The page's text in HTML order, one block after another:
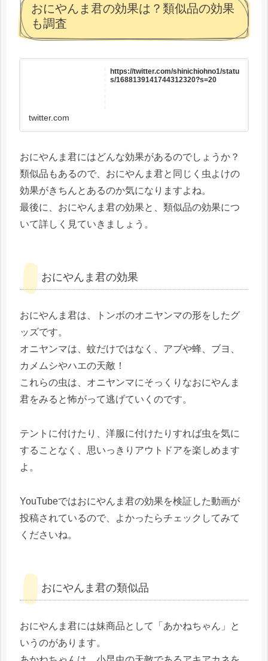
おにやんま君の効果は？類似品の効果
も調査
https://twitter.com/shinichiohno1/statu
s/1688139141744312320?s=20
twitter.com
おにやんま君にはどんな効果があるのでしょうか？
類似品もあるので、おにやんま君と同じく虫よけの
効果がきちんとあるのか気になりますよね。
最後に、おにやんま君の効果と、類似品の効果につ
いて詳しく見ていきましょう。
おにやんま君の効果
おにやんま君は、トンボのオニヤンマの形をしたグ
ッズです。
オニヤンマは、蚊だけではなく、アブや蜂、ブヨ、
カメムシやハエの天敵！
これらの虫は、オニヤンマにそっくりなおにやんま
君をみると怖がって逃げていくのです。
テントに付けたり、洋服に付けたりすれば虫を気に
することなく、思いっきりアウトドアを楽しめます
よ。
YouTubeではおにやんま君の効果を検証した動画が
投稿されているので、よかったらチェックしてみて
くださいね。
おにやんま君の類似品
おにやんま君には妹商品として「あかねちゃん」と
いうのがあります。